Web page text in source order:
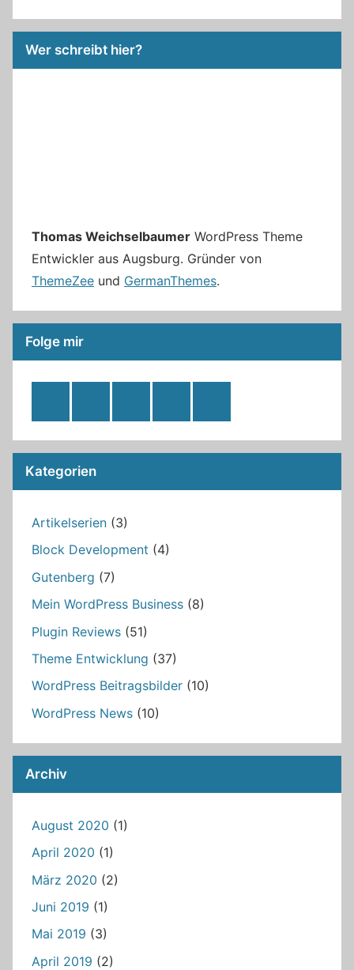
Wer schreibt hier?
Thomas Weichselbaumer WordPress Theme
Entwickler aus Augsburg. Gründer von
ThemeZee und GermanThemes.
Folge mir
Feed
Kategorien
Artikelserien (3)
Block Development (4)
Gutenberg (7)
Mein WordPress Business (8)
Plugin Reviews (51)
Theme Entwicklung (37)
WordPress Beitragsbilder (10)
WordPress News (10)
Archiv
August 2020 (1)
April 2020 (1)
März 2020 (2)
Juni 2019 (1)
Mai 2019 (3)
April 2019 (2)